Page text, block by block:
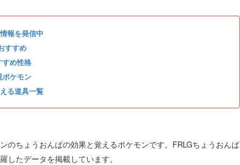
報を発信中
すすめ
すめ性格
ポケモン
る道具一覧
のちょうおんぱの効果と覚えるポケモンです。FRLGちょうおんぱ
したデータを掲載しています。